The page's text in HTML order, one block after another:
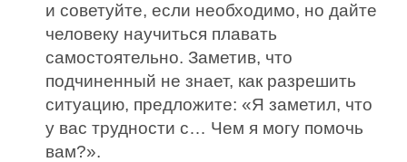
и советуйте, если необходимо, но дайте
человеку научиться плавать
самостоятельно. Заметив, что
подчиненный не знает, как разрешить
ситуацию, предложите: «Я заметил, что
у вас трудности с… Чем я могу помочь
вам?».